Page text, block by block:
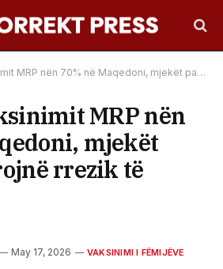
nën 70% në Maqedoni, mjekët paralajmërojnë rrezik të epidemive
MRP nën
mjekët
rrezik të
May 17, 2026 VAKSINIMI I FËMIJËVE